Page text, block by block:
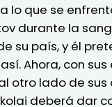
lo que se
durante la
su país, y él
Ahora, con
otro lado de
deberá dar